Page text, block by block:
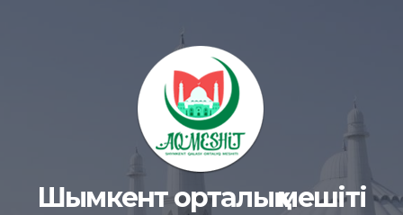
Шымкент орталық мешіті